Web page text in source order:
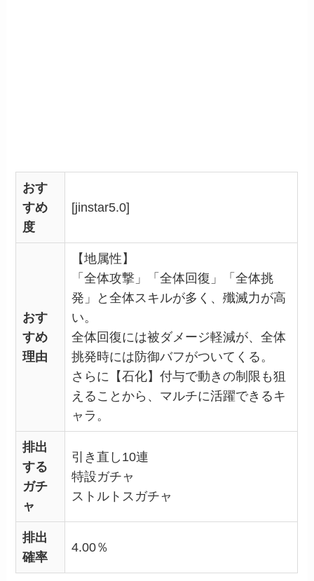
おす
すめ
度
[jinstar5.0]
おす
すめ
理由
【地属性】
「全体攻撃」「全体回復」「全体挑
発」と全体スキルが多く、殲滅力が高
い。
全体回復には被ダメージ軽減が、全体
挑発時には防御バフがついてくる。
さらに【石化】付与で動きの制限も狙
えることから、マルチに活躍できるキ
ャラ。
排出
する
ガチ
ャ
引き直し10連
特設ガチャ
ストルトスガチャ
排出
確率
4.00％